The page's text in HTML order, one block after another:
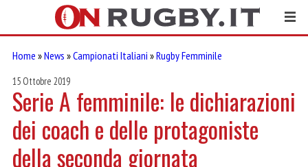
Home »News »Campionati Italiani »Rugby Femminile
15 Ottobre 2019
Serie A femminile: le dichiarazioni
dei coach e delle protagoniste
della seconda giornata